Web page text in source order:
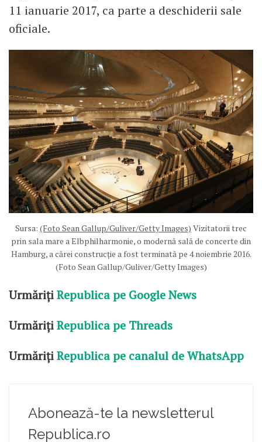
11 ianuarie 2017, ca parte a deschiderii sale
oficiale.
Sursa: (Foto Sean Gallup/Guliver/Getty Images) Vizitatorii trec
prin sala mare a Elbphilharmonie, o modernă sală de concerte din
Hamburg, a cărei construcție a fost terminată pe 4 noiembrie 2016.
(Foto Sean Gallup/Guliver/Getty Images)
UrmărițiRepublica pe Google News
UrmărițiRepublica pe Threads
UrmărițiRepublica pe canalul de WhatsApp
Abonează-te la newsletterul
Republica.ro